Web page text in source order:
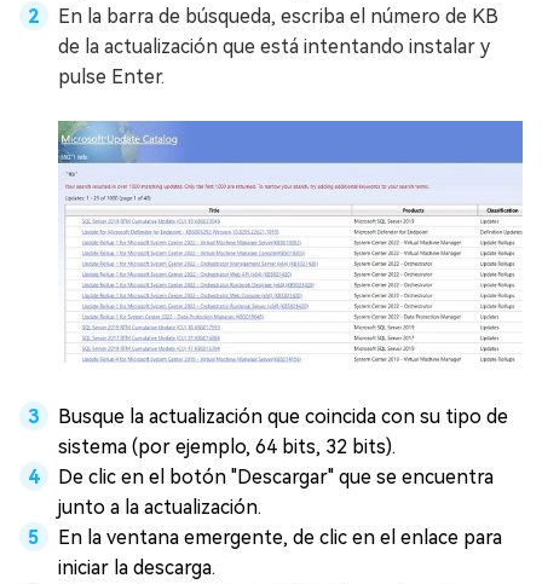
En la barra de búsqueda, escriba el número de KB
de la actualización que está intentando instalar y
pulse Enter.
Busque la actualización que coincida con su tipo de
sistema (por ejemplo, 64 bits, 32 bits).
De clic en el botón "Descargar" que se encuentra
junto a la actualización.
En la ventana emergente, de clic en el enlace para
iniciar la descarga.